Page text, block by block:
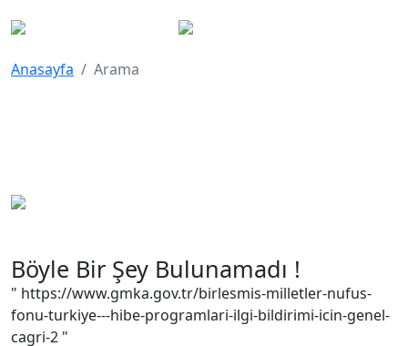
Anasayfa Arama
Böyle Bir Şey Bulunamadı !
" https://www.gmka.gov.tr/birlesmis-milletler-nufus-
fonu-turkiye---hibe-programlari-ilgi-bildirimi-icin-genel-
cagri-2 "